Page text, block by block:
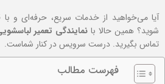
آیا می‌خواهید از خدمات سریع، حرفه‌ای و
شوید؟ همین حالا با نمایندگی تعمیر
تماس بگیرید. درست سرویس در کنار شماست.
فهرست مطالب